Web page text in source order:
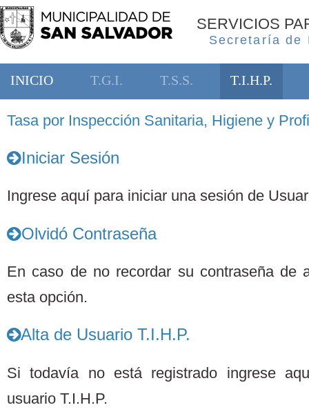
SERVICIOS
Secretaría de
INICIO T.G.I. T.S.S. T.I.H.P.
Tasa por Inspección Sanitaria, Higiene y
Iniciar Sesión
Ingrese aquí para iniciar una sesión de
Olvidó Contraseña
En caso de no recordar su contraseña de
esta opción.
Alta de Usuario T.I.H.P.
Si todavía no está registrado ingrese
usuario T.I.H.P.